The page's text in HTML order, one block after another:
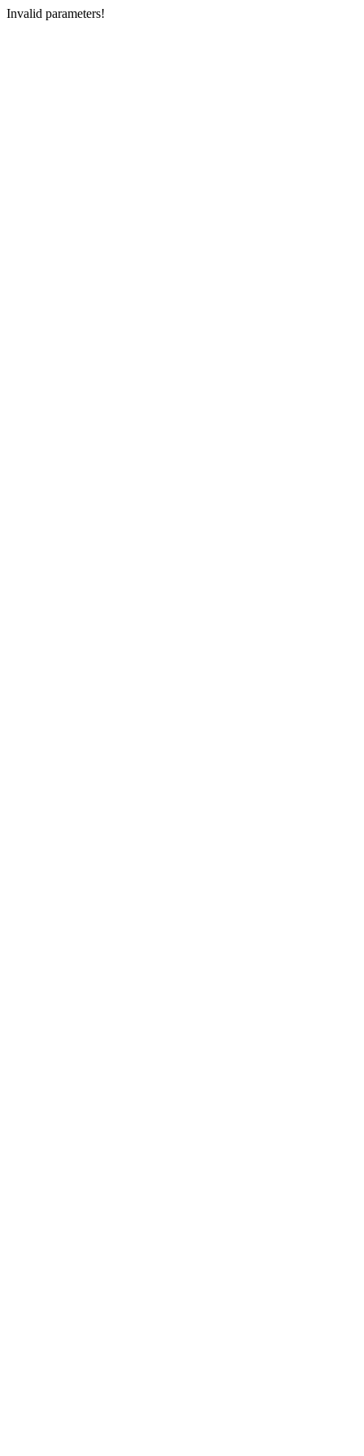
Invalid parameters!